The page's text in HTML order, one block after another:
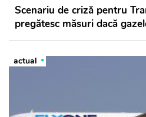
Scenariu de criză pentru
pregătesc măsuri dacă
actual